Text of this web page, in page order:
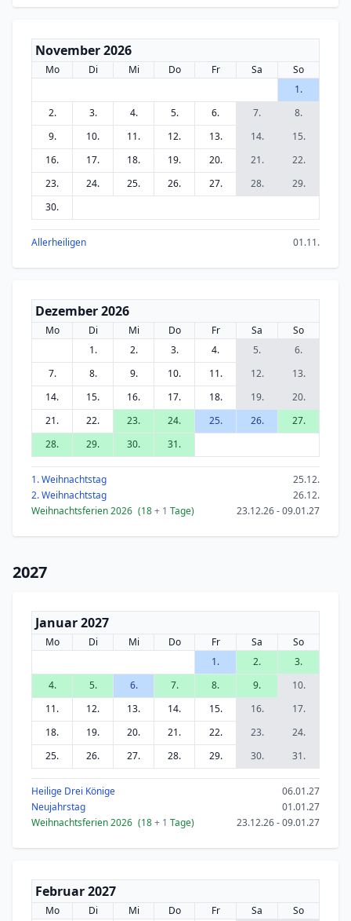
November 2026
Mo Di Mi Do Fr Sa
So
1.
2.
3. 4. 5. 6. 7.
8.
9.
10. 11. 12. 13. 14.
15.
16.
17. 18. 19. 20. 21.
22.
23.
24. 25. 26. 27. 28.
29.
30.
Allerheiligen 01.11.
Dezember 2026
Mo Di Mi Do Fr Sa
So
1.
2. 3. 4. 5.
6.
7.
8. 9. 10. 11. 12.
13.
14.
15. 16. 17. 18. 19.
20.
21.
22. 23. 24. 25. 26.
27.
28.
29. 30. 31.
1. Weihnachtstag
25.12.
2. Weihnachtstag
26.12.
Weihnachtsferien 2026 (18+ 1 Tage) 23.12.26 - 09.01.27
2027
Januar 2027
Mo Di Mi Do Fr Sa
So
1.
2.
3.
4.
5. 6. 7. 8. 9.
10.
11.
12. 13. 14. 15. 16.
17.
18.
19. 20. 21. 22. 23.
24.
25.
26. 27. 28. 29. 30. 31.
Heilige Drei Könige
06.01.27
Neujahrstag
01.01.27
Weihnachtsferien 2026 (18+ 1 Tage) 23.12.26 - 09.01.27
Februar 2027
Mo Di Mi Do Fr Sa
So